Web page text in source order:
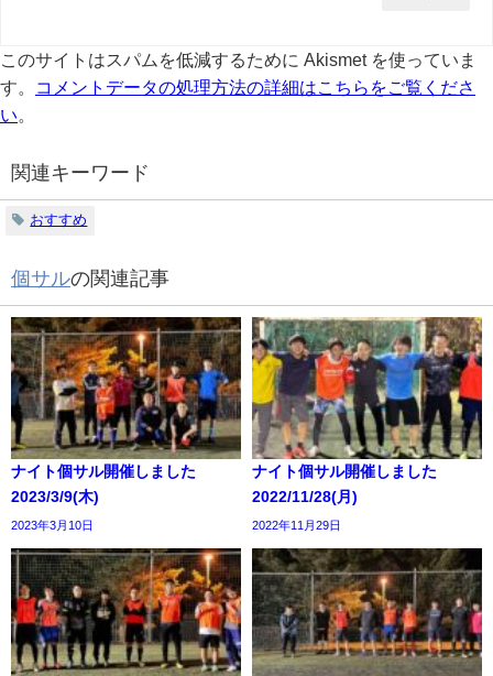
このサイトはスパムを低減するために Akismet を使っていま
す。
コメントデータの処理方法の詳細はこちらをご覧くださ
い
関連キーワード
おすすめ
個サルの関連記事
ナイト個サル開催しました
2023/3/9(木)
2023年3月10日
ナイト個サル開催しました
2022/11/28(月)
2022年11月29日